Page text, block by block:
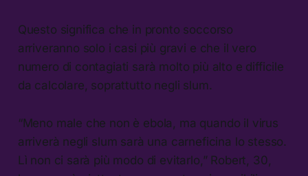
Questo significa che in pronto soccorso
arriveranno solo i casi più gravi e che il vero
numero di contagiati sarà molto più alto e difficile
da calcolare, soprattutto negli slum.
“Meno male che non è ebola, ma quando il virus
arriverà negli slum sarà una carneficina lo stesso.
Lì non ci sarà più modo di evitarlo,” Robert, 30,